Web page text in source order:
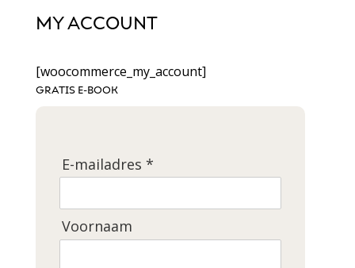
MY ACCOUNT
[woocommerce_my_account]
GRATIS E-BOOK
E-mailadres *
Voornaam